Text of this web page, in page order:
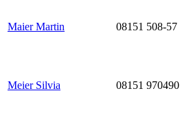
Maier Martin 08151 508-57
Meier Silvia 08151 970490